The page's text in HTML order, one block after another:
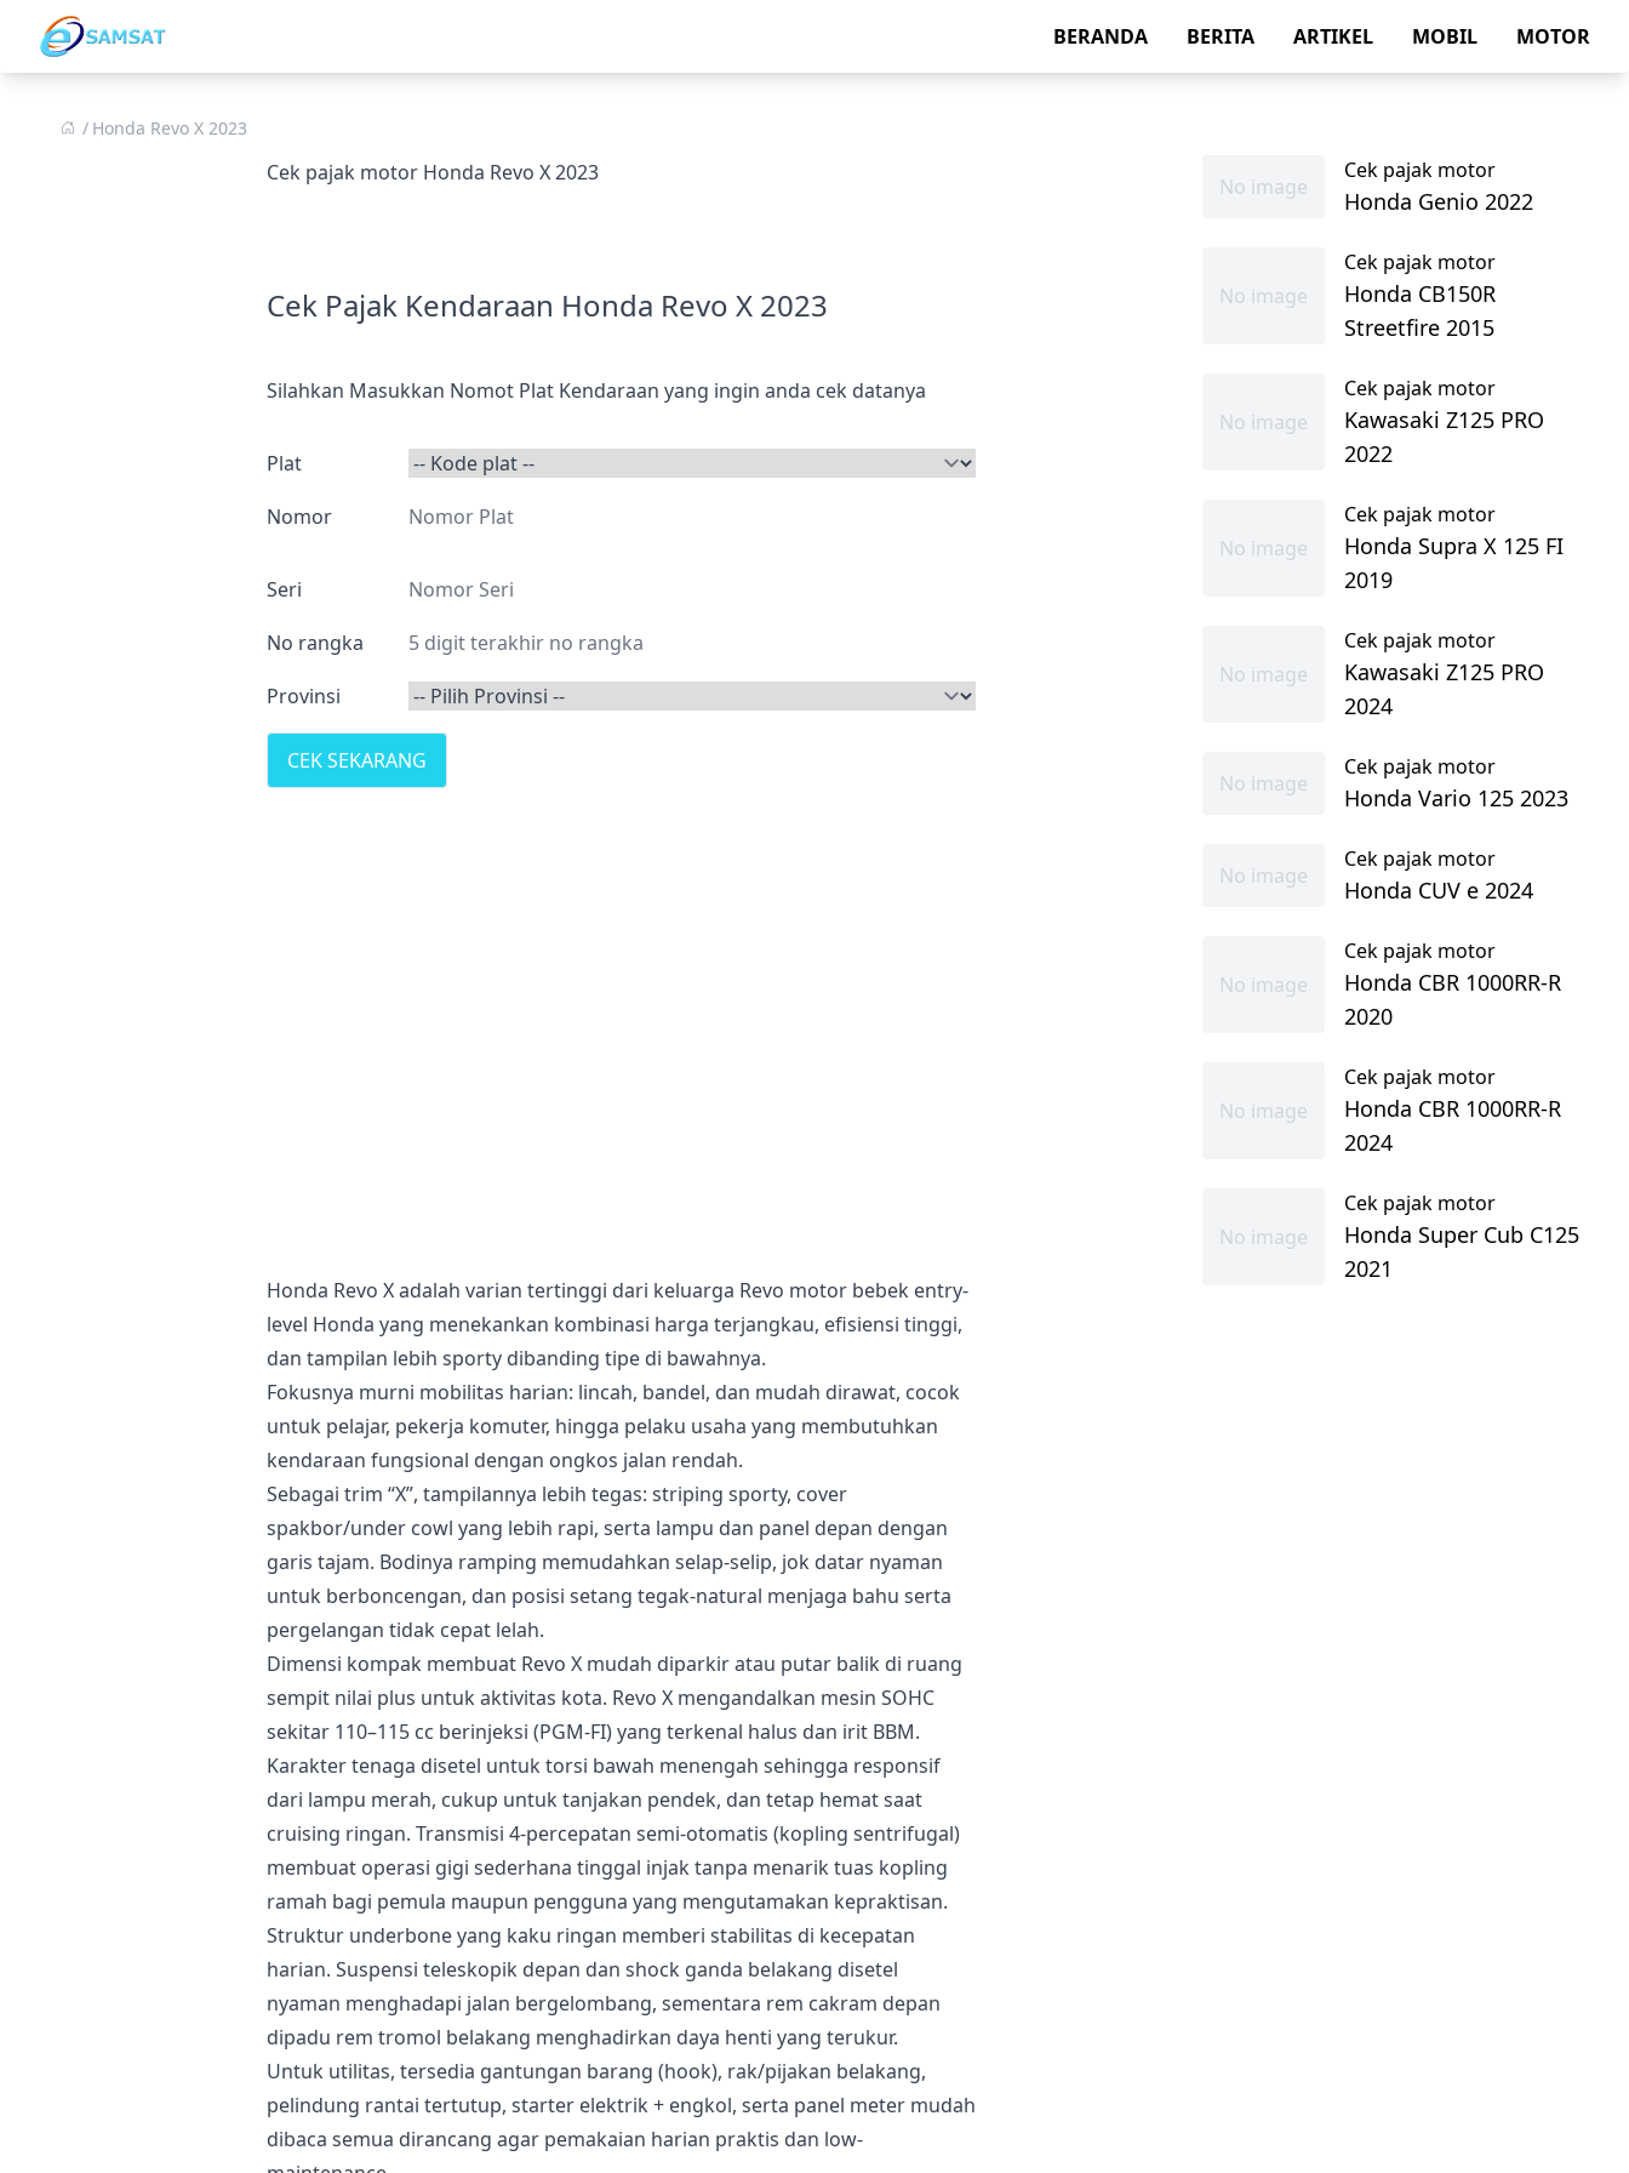
BERANDA BERITA ARTIKEL MOBIL MOTOR
Honda Revo X 2023
Cek pajak motor Honda Revo X 2023
Cek Pajak Kendaraan Honda Revo X 2023
Silahkan Masukkan Nomot Plat Kendaraan yang ingin anda cek datanya
Plat
Nomor
Seri
No rangka
Provinsi
Honda Revo X adalah varian tertinggi dari keluarga Revo motor bebek entry-
level Honda yang menekankan kombinasi harga terjangkau, efisiensi tinggi,
dan tampilan lebih sporty dibanding tipe di bawahnya.
Fokusnya murni mobilitas harian: lincah, bandel, dan mudah dirawat, cocok
untuk pelajar, pekerja komuter, hingga pelaku usaha yang membutuhkan
kendaraan fungsional dengan ongkos jalan rendah.
Sebagai trim “X”, tampilannya lebih tegas: striping sporty, cover
spakbor/under cowl yang lebih rapi, serta lampu dan panel depan dengan
garis tajam. Bodinya ramping memudahkan selap-selip, jok datar nyaman
untuk berboncengan, dan posisi setang tegak-natural menjaga bahu serta
pergelangan tidak cepat lelah.
Dimensi kompak membuat Revo X mudah diparkir atau putar balik di ruang
sempit nilai plus untuk aktivitas kota. Revo X mengandalkan mesin SOHC
sekitar 110–115 cc berinjeksi (PGM-FI) yang terkenal halus dan irit BBM.
Karakter tenaga disetel untuk torsi bawah menengah sehingga responsif
dari lampu merah, cukup untuk tanjakan pendek, dan tetap hemat saat
cruising ringan. Transmisi 4-percepatan semi-otomatis (kopling sentrifugal)
membuat operasi gigi sederhana tinggal injak tanpa menarik tuas kopling
ramah bagi pemula maupun pengguna yang mengutamakan kepraktisan.
Struktur underbone yang kaku ringan memberi stabilitas di kecepatan
harian. Suspensi teleskopik depan dan shock ganda belakang disetel
nyaman menghadapi jalan bergelombang, sementara rem cakram depan
dipadu rem tromol belakang menghadirkan daya henti yang terukur.
Untuk utilitas, tersedia gantungan barang (hook), rak/pijakan belakang,
pelindung rantai tertutup, starter elektrik + engkol, serta panel meter mudah
dibaca semua dirancang agar pemakaian harian praktis dan low-
No image
Cek pajak motor
Honda Genio 2022
No image
Cek pajak motor
Honda CB150R
Streetfire 2015
No image
Cek pajak motor
Kawasaki Z125 PRO
2022
No image
Cek pajak motor
Honda Supra X 125 FI
2019
No image
Cek pajak motor
Kawasaki Z125 PRO
2024
No image
Cek pajak motor
Honda Vario 125 2023
No image
Cek pajak motor
Honda CUV e 2024
No image
Cek pajak motor
Honda CBR 1000RR-R
2020
No image
Cek pajak motor
Honda CBR 1000RR-R
2024
No image
Cek pajak motor
Honda Super Cub C125
2021